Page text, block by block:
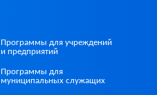
Программы для учреждений
и предприятий
Программы для
муниципальных служащих